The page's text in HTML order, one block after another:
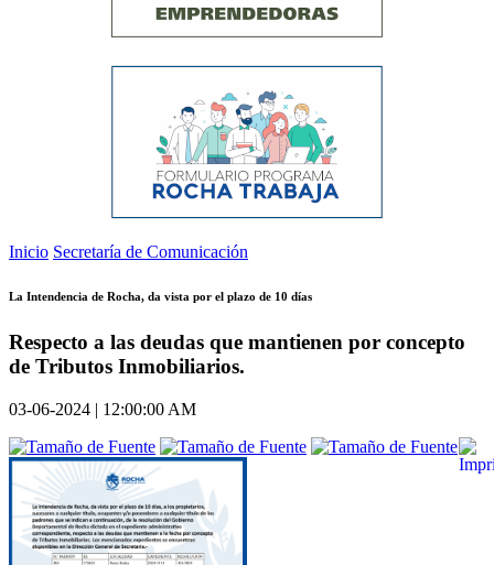
Inicio Secretaría de Comunicación
La Intendencia de Rocha, da vista por el plazo de 10 días
Respecto a las deudas que mantienen por concepto
de Tributos Inmobiliarios.
03-06-2024 | 12:00:00 AM